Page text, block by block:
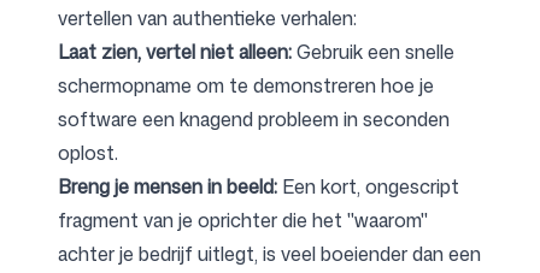
vertellen van authentieke verhalen:
Laat zien, vertel niet alleen:Gebruik een snelle
schermopname om te demonstreren hoe je
software een knagend probleem in seconden
oplost.
Breng je mensen in beeld: Een kort, ongescript
fragment van je oprichter die het "waarom"
achter je bedrijf uitlegt, is veel boeiender dan een